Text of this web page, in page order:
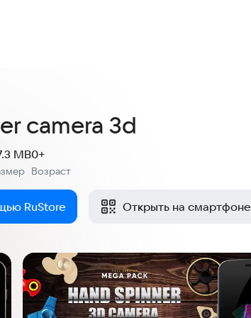
camera 3d
MB
Возраст
0+
RuStore Открыть на смартфоне